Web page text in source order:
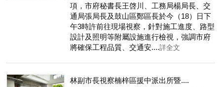
項，市府秘書長王啓川、工務局楊局長、交
通局張局長及鼓山區鄭區長於今（18）日下
午3時許前往現場視察，針對施工進度、路型
設計及照明等附屬設施進行檢視，強調市府
將確保工程品質、交通安....詳全文
林副市長視察楠梓區援中派出所暨....